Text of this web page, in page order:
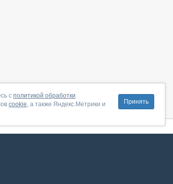
Принять
с политикой обработки
cookie, а также Яндекс.Метрики и